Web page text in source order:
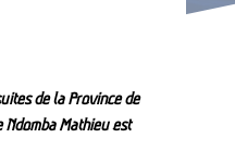
de la Province de
Ndomba Mathieu est